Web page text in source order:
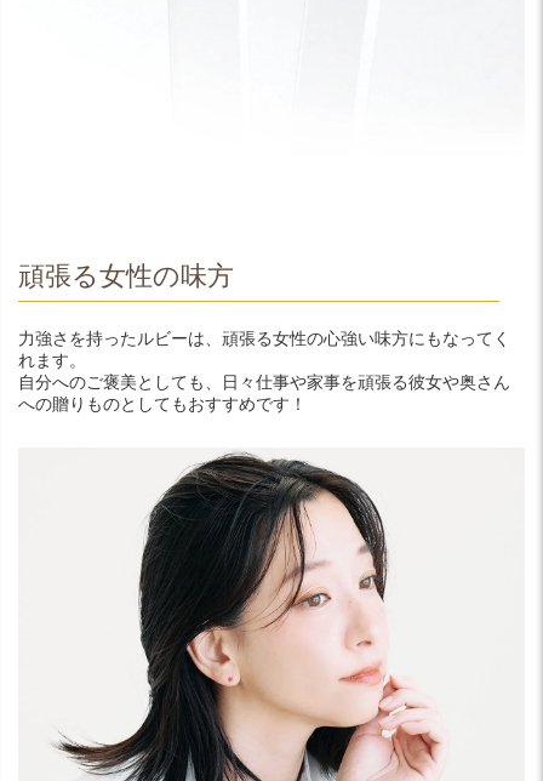
頑張る女性の味方
力強さを持ったルビーは、頑張る女性の心強い味方にもなってく
れます。
自分へのご褒美としても、日々仕事や家事を頑張る彼女や奥さん
への贈りものとしてもおすすめです！